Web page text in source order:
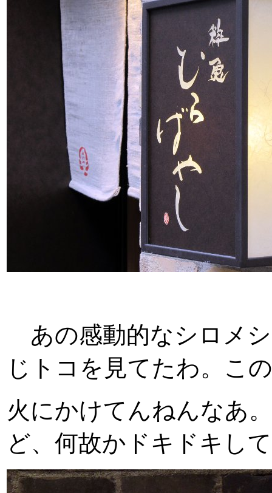
あの感動的なシロメ
じトコを見てたわ。こ
火にかけてんねんなあ
ど、何故かドキドキし